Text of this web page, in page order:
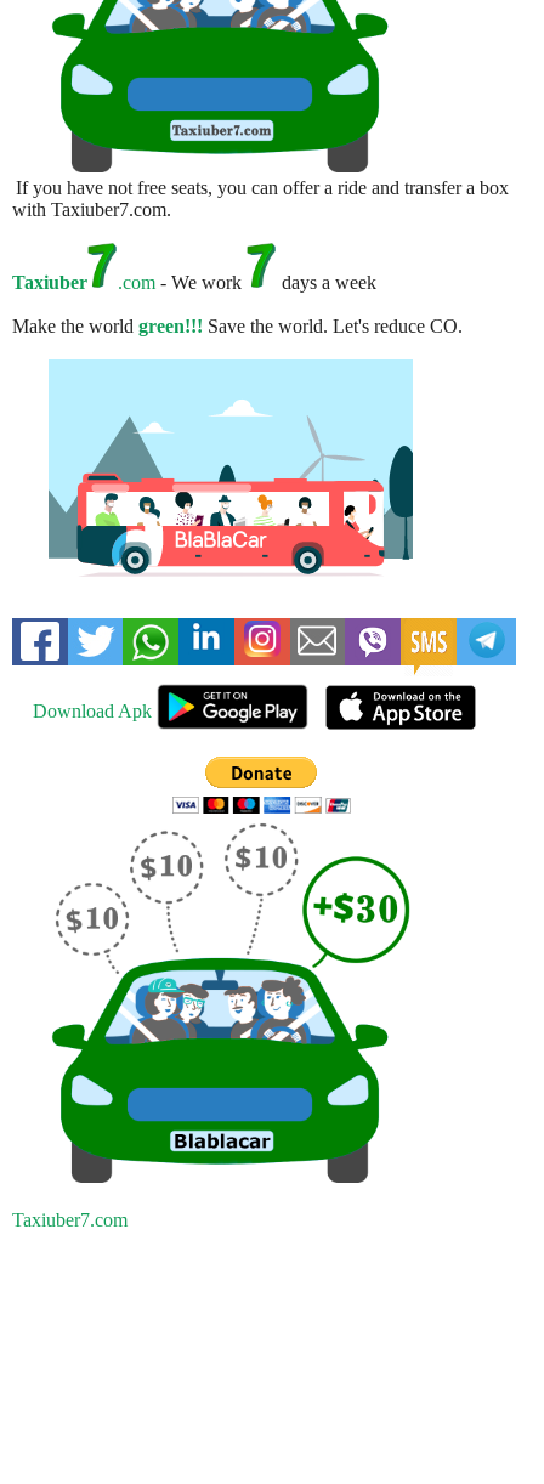
If you have not free seats, you can offer a ride and transfer a box
with Taxiuber7.com.
Taxiuber .com - We work days a week
Make the world green!!! Save the world. Let's reduce CO.
Download Apk
Taxiuber7.com